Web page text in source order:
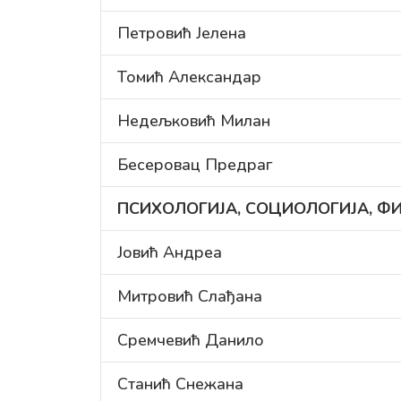
Петровић Јелена
Томић Александар
Недељковић Милан
Бесеровац Предраг
ПСИХОЛОГИЈА, СОЦИОЛОГИЈА,
Јовић Андреа
Митровић Слађана
Сремчевић Данило
Станић Снежана